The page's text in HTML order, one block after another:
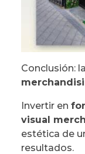
Conclusión: la
Invertir en
visual
estética de
resultados.